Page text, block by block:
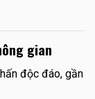
gian
độc đáo, gần